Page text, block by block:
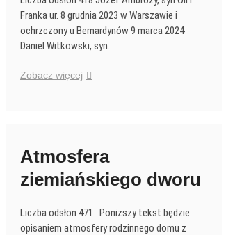
Franka ur. 8 grudnia 2023 w Warszawie i
ochrzczony u Bernardynów 9 marca 2024
Daniel Witkowski, syn…
Zobacz więcej Kolejne
Atmosfera
ziemiańskiego dworu
Liczba odsłon 471 Poniższy tekst będzie
opisaniem atmosfery rodzinnego domu z